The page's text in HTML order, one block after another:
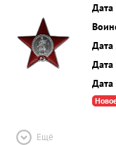
Дата
Дата
Дата
Ещё